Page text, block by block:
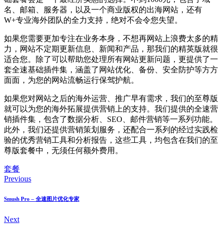
名、邮箱、服务器，以及一个商业版权的出海网站，还有
W+专业海外团队的全力支持，绝对不会令您失望。
如果您需要更加专注在业务本身，不想再网站上浪费太多的精
力，网站不定期更新信息、新闻和产品，那我们的精英版就很
适合您。除了可以帮助您处理所有网站更新问题，更提供了一
套全速基础插件集，涵盖了网站优化、备份、安全防护等方方
面面，为您的网站流畅运行保驾护航。
如果您对网站之后的海外运营、推广早有需求，我们的至尊版
就可以为您的海外拓展提供营销上的支持。我们提供的全速营
销插件集，包含了数据分析、SEO、邮件营销等一系列功能。
此外，我们还提供营销策划服务，还配合一系列的经过实践检
验的优秀营销工具和分析报告，这些工具，均包含在我们的至
尊版套餐中，无须任何额外费用。
套餐
Previous
Smush Pro – 全速图片优化专家
Next